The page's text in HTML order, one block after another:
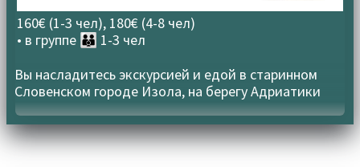
160€ (1-3 чел), 180€ (4-8 чел)
• в группе 👪 1-3 чел
Вы насладитесь экскурсией и едой в старинном
Словенском городе Изола, на берегу Адриатики